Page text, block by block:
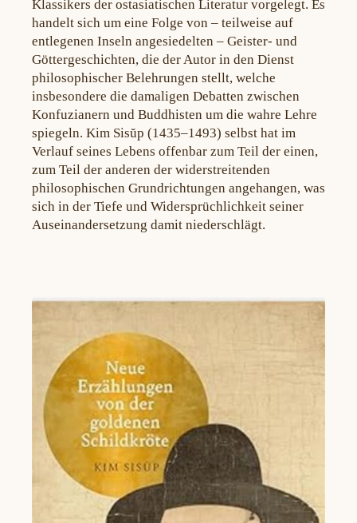
Klassikers der ostasiatischen Literatur vorgelegt. Es
handelt sich um eine Folge von – teilweise auf
entlegenen Inseln angesiedelten – Geister- und
Göttergeschichten, die der Autor in den Dienst
philosophischer Belehrungen stellt, welche
insbesondere die damaligen Debatten zwischen
Konfuzianern und Buddhisten um die wahre Lehre
spiegeln. Kim Sisŭp (1435–1493) selbst hat im
Verlauf seines Lebens offenbar zum Teil der einen,
zum Teil der anderen der widerstreitenden
philosophischen Grundrichtungen angehangen, was
sich in der Tiefe und Widersprüchlichkeit seiner
Auseinandersetzung damit niederschlägt.